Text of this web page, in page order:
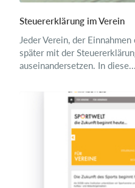
Steuererklärung im Verein
Jeder Verein, der
später mit der
auseinandersetzen. In diese...